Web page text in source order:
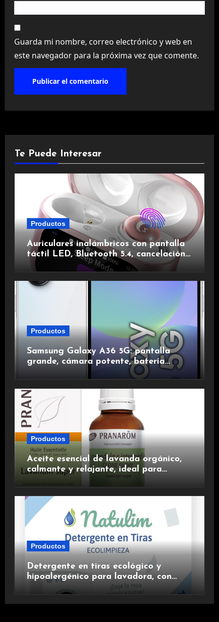
Guarda mi nombre, correo electrónico y web en
este navegador para la próxima vez que comente.
Te Puede Interesar
Productos
Auriculares inalámbricos con pantalla
táctil LED, Bluetooth 5.4, cancelación
de ruido, impermeables y de larga
Productos
Samsung Galaxy A36 5G: pantalla
grande, cámara potente, batería
duradera y carga rápida para una
Productos
Aceite esencial de lavanda orgánico,
calmante y relajante, ideal para
Productos
Detergente en tiras ecológico y
hipoalergénico para lavadora, con
suavizante incluido y fragancia de
lavanda.